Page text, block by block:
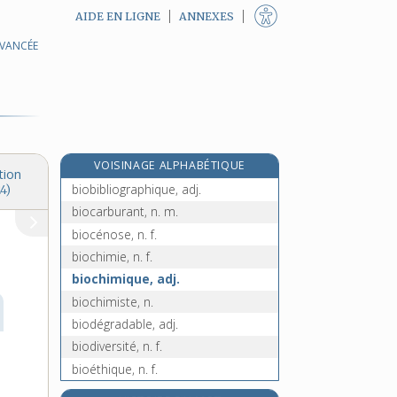
AIDE EN LIGNE ANNEXES
VOISINAGE ALPHABÉTIQUE
biobibliographie, n. f.
biobibliographique, adj.
biocarburant, n. m.
biocénose, n. f.
biochimie, n. f.
biochimique, adj.
biochimiste, n.
biodégradable, adj.
biodiversité, n. f.
bioéthique, n. f.
biographe, n.